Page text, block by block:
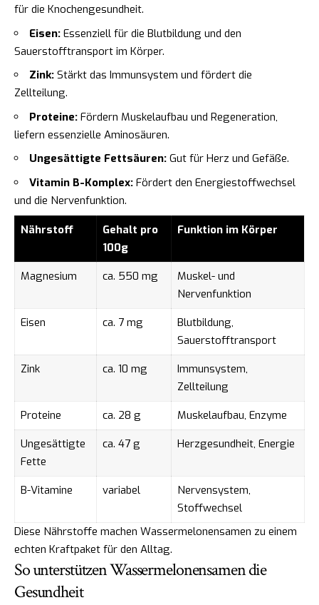
für die Knochengesundheit.
Eisen: Essenziell für die Blutbildung und den
Sauerstofftransport im Körper.
Zink: Stärkt das Immunsystem und fördert die
Zellteilung.
Proteine: Fördern Muskelaufbau und Regeneration,
liefern essenzielle Aminosäuren.
Ungesättigte Fettsäuren: Gut für Herz und Gefäße.
Vitamin B-Komplex: Fördert den Energiestoffwechsel
und die Nervenfunktion.
Nährstoff
Gehalt pro
100g
Funktion im Körper
Magnesium ca. 550 mg
Muskel- und
Nervenfunktion
Eisen
ca. 7 mg
Blutbildung,
Sauerstofftransport
Zink
ca. 10 mg
Immunsystem,
Zellteilung
Proteine
ca. 28 g
Muskelaufbau, Enzyme
Ungesättigte
Fette
ca. 47 g Herzgesundheit, Energie
B-Vitamine variabel
Nervensystem,
Stoffwechsel
Diese Nährstoffe machen Wassermelonensamen zu einem
echten Kraftpaket für den Alltag.
So unterstützen Wassermelonensamen die
Gesundheit